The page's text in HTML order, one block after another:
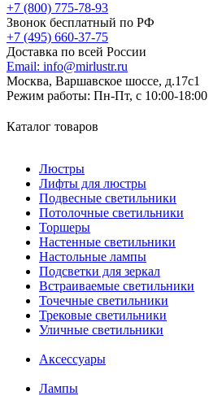
+7 (800) 775-78-93
Звонок бесплатный по РФ
+7 (495) 660-37-75
Доставка по всей России
Email: info@mirlustr.ru
Москва, Варшавское шоссе, д.17c1
Режим работы: Пн-Пт, с 10:00-18:00
Каталог товаров
Люстры
Лифты для люстры
Подвесные светильники
Потолочные светильники
Торшеры
Настенные светильники
Настольные лампы
Подсветки для зеркал
Встраиваемые светильники
Точечные светильники
Трековые светильники
Уличные светильники
Аксессуары
Лампы